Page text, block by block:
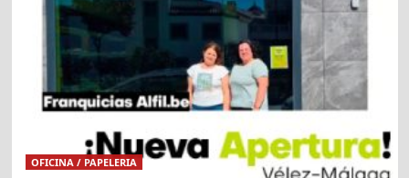
OFICINA / PAPELERIA